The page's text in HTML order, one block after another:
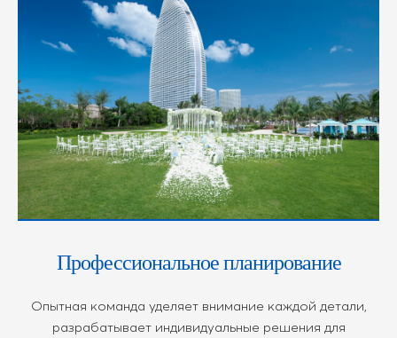
Профессиональное планирование
Опытная команда уделяет внимание каждой детали,
разрабатывает индивидуальные решения для